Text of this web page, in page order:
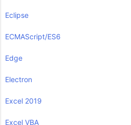
Eclipse
ECMAScript/ES6
Edge
Electron
Excel 2019
Excel VBA